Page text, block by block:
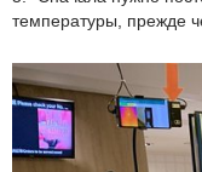
температуры, прежде